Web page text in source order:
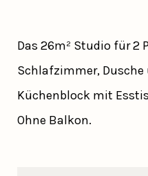
Das 26m² Studio für 2
Schlafzimmer, Dusche
Küchenblock mit
Ohne Balkon.